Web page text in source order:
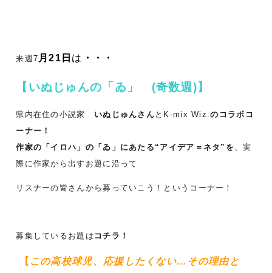
来週7 月21日 は ・・・
【いぬじゅんの「ゐ」 (奇数週)】
県内在住の小説家 いぬじゅんさん とK-mix Wiz.のコラボコ
ーナー！
作家の「イロハ」の「ゐ」にあたる“アイデア＝ネタ”を 、実
際に作家から出すお題に沿って
リスナーの皆さんから募っていこう！というコーナー！
募集しているお題は コチラ！
【 この高校球児、応援したくない…その理由と